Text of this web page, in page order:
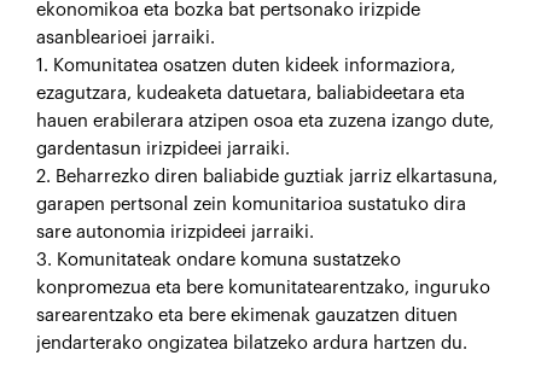
ekonomikoa eta bozka bat pertsonako irizpide
asanblearioei jarraiki.
1. Komunitatea osatzen duten kideek informaziora,
ezagutzara, kudeaketa datuetara, baliabideetara eta
hauen erabilerara atzipen osoa eta zuzena izango dute,
gardentasun irizpideei jarraiki.
2. Beharrezko diren baliabide guztiak jarriz elkartasuna,
garapen pertsonal zein komunitarioa sustatuko dira
sare autonomia irizpideei jarraiki.
3. Komunitateak ondare komuna sustatzeko
konpromezua eta bere komunitatearentzako, inguruko
sarearentzako eta bere ekimenak gauzatzen dituen
jendarterako ongizatea bilatzeko ardura hartzen du.